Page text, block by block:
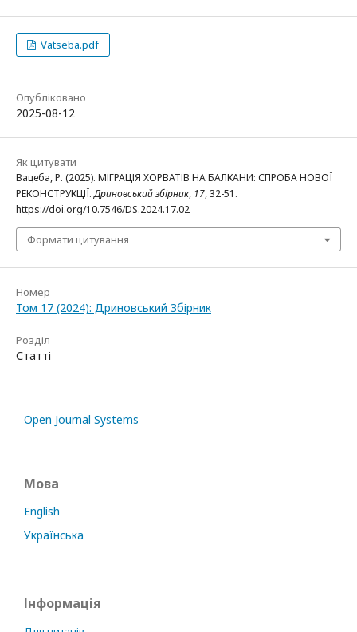
Vatseba.pdf
Опубліковано
2025-08-12
Як цитувати
Вацеба, Р. (2025). МІГРАЦІЯ ХОРВАТІВ НА БАЛКАНИ: СПРОБА НОВОЇ
РЕКОНСТРУКЦІЇ.Дриновський збірник, 17, 32-51.
https://doi.org/10.7546/DS.2024.17.02
Формати цитування
Номер
Том 17 (2024): Дриновський Збірник
Розділ
Статті
Open Journal Systems
Мова
English
Українська
Інформація